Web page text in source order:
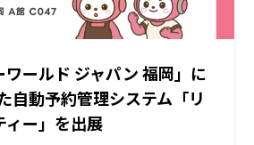
ワールド ジャパン 福岡」に
自動予約管理システム「リ
ィー」を出展